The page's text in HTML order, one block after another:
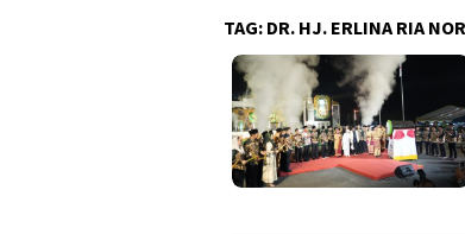
TAG: DR. HJ. ERLINA RIA